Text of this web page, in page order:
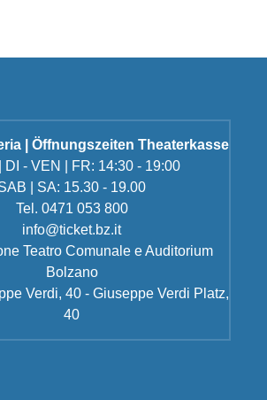
| Öffnungszeiten Theaterkasse
DI - VEN | FR: 14:30 - 19:00
| SA: 15.30 - 19.00
Tel. 0471 053 800
info@ticket.bz.it
Teatro Comunale e Auditorium
Bolzano
Verdi, 40 - Giuseppe Verdi Platz,
40